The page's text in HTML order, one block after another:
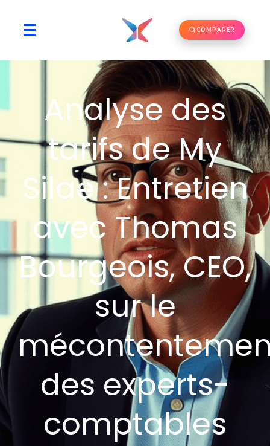
COMPARER
Analyse des
tarifs de My
Silae : Entretien
avec Thomas
Bourgeois, CEO,
sur le
des experts-
comptables